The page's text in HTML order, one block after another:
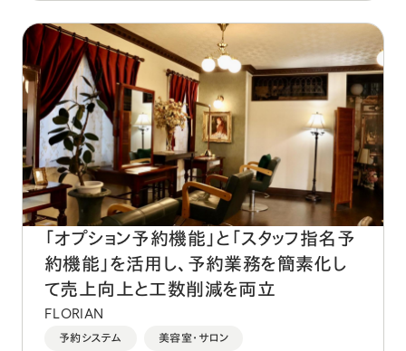
「オプション予約機能」と「スタッフ指名予
約機能」を活用し、予約業務を簡素化し
て売上向上と工数削減を両立
FLORIAN
予約システム 美容室・サロン